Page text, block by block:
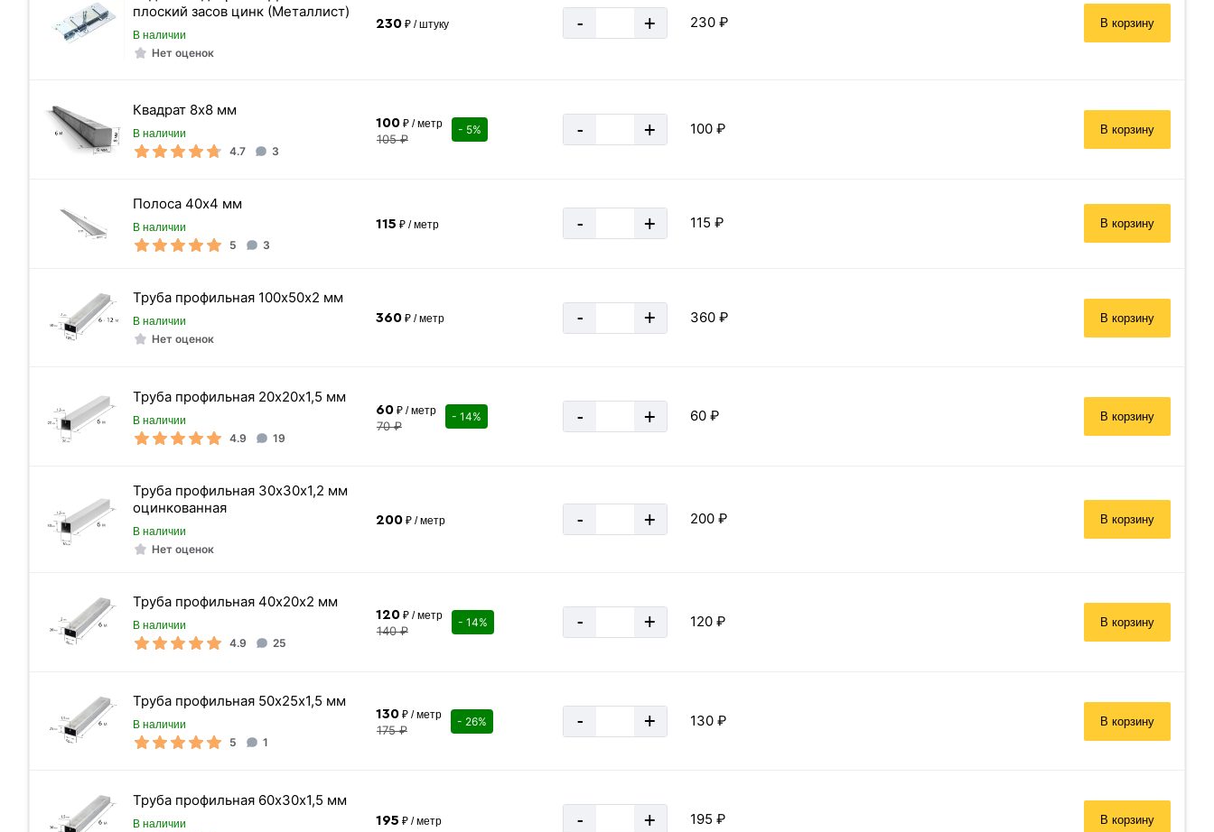
плоский засов цинк (Металлист)
В наличии
Нет оценок
230₽ / штуку - + 230 ₽ В корзину
Квадрат 8х8 мм
В наличии
4.7 3
100₽ / метр
105 ₽
- 5% - + 100 ₽ В корзину
Полоса 40х4 мм
В наличии
5 3
115 ₽ / метр - + 115 ₽ В корзину
Труба профильная 100х50х2 мм
В наличии
Нет оценок
360₽ / метр - + 360 ₽ В корзину
Труба профильная 20х20х1,5 мм
В наличии
4.9 19
60₽ / метр
70 ₽
- 14% - + 60 ₽ В корзину
Труба профильная 30х30х1,2 мм
оцинкованная
В наличии
Нет оценок
200₽ / метр - + 200 ₽ В корзину
Труба профильная 40х20х2 мм
В наличии
4.9 25
120₽ / метр
140 ₽
- 14% - + 120 ₽ В корзину
Труба профильная 50х25х1,5 мм
В наличии
5 1
130₽ / метр
175 ₽
- 26% - + 130 ₽ В корзину
Труба профильная 60х30х1,5 мм
В наличии 195 ₽ / метр - + 195 ₽ В корзину
Толщина 1,5 мм
Размер ячеек 50х50 мм
Упаковка
Марка стали
Прокат Горячекатаный (г/к)
Материал
Метров в 1 тонне
Вес одной штуки (40 м) 33 кг